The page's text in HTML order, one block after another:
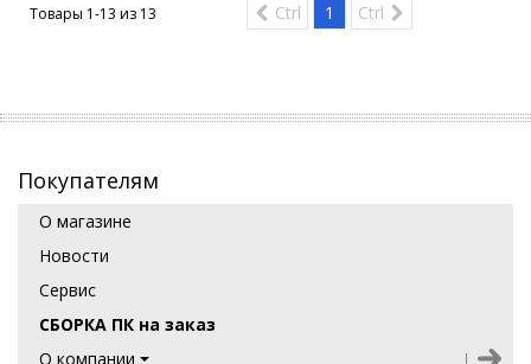
Товары 1-13 из 13 Ctrl 1 Ctrl
Покупателям
О магазине
Новости
Сервис
СБОРКА ПК на заказ
О компании